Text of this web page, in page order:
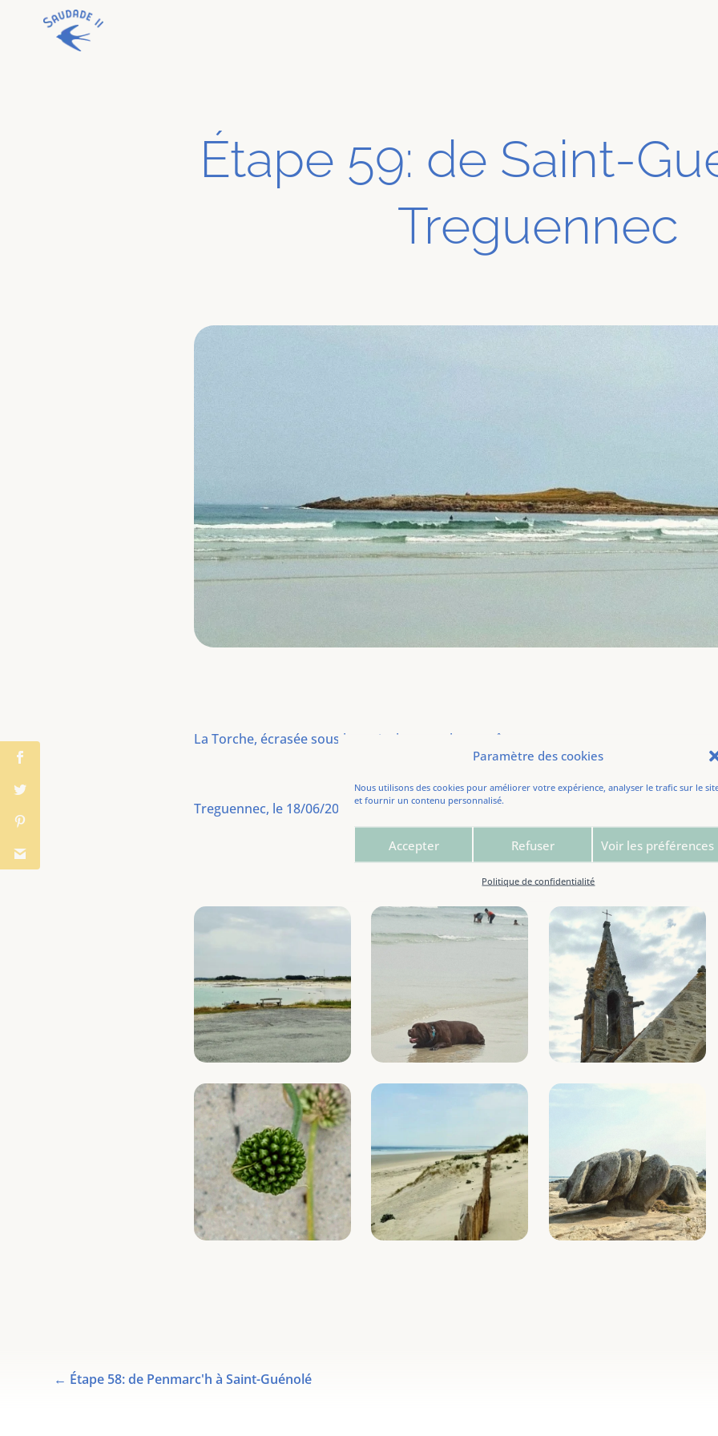
Paramètre des cookies
Nous utilisons des cookies pour améliorer votre expérience, analyser le trafic sur le
et fournir un contenu personnalisé.
Accepter Refuser Voir les préférences
Politique de confidentialité
Étape 59: de Saint-
Treguennec
La Torche, écrasée sous la canicule, avant la tempête,
Treguennec, le 18/06/2022. Distance de l’étape: 19,0 km.
← Étape 58: de Penmarc'h à Saint-Guénolé